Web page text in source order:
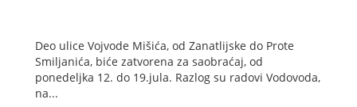
Deo ulice Vojvode Mišića, od Zanatlijske do Prote
Smiljanića, biće zatvorena za saobraćaj, od
ponedeljka 12. do 19.jula. Razlog su radovi Vodovoda,
na...